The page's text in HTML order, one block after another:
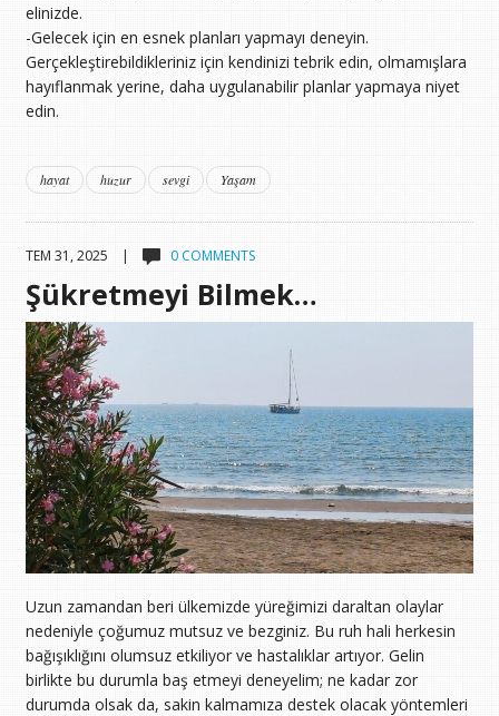
elinizde.
-Gelecek için en esnek planları yapmayı deneyin.
Gerçekleştirebildikleriniz için kendinizi tebrik edin, olmamışlara
hayıflanmak yerine, daha uygulanabilir planlar yapmaya niyet
edin.
hayat huzur sevgi Yaşam
TEM 31, 2025 | 0 COMMENTS
Şükretmeyi Bilmek…
Uzun zamandan beri ülkemizde yüreğimizi daraltan olaylar
nedeniyle çoğumuz mutsuz ve bezginiz. Bu ruh hali herkesin
bağışıklığını olumsuz etkiliyor ve hastalıklar artıyor. Gelin
birlikte bu durumla baş etmeyi deneyelim; ne kadar zor
durumda olsak da, sakin kalmamıza destek olacak yöntemleri